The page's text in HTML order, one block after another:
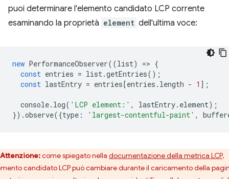
puoi determinare l'elemento candidato LCP corrente
esaminando la proprietà element dell'ultima voce:
new PerformanceObserver((list) => {
const entries = list .getEntries();
const lastEntry = entries[entries . length - 1 ];
console. log( 'LCP element:' , lastEntry. element);
}).observe({type : 'largest-contentful-paint' ,
Attenzione:come spiegato nella documentazione della metrica LCP,
candidato LCP può cambiare durante il caricamento della